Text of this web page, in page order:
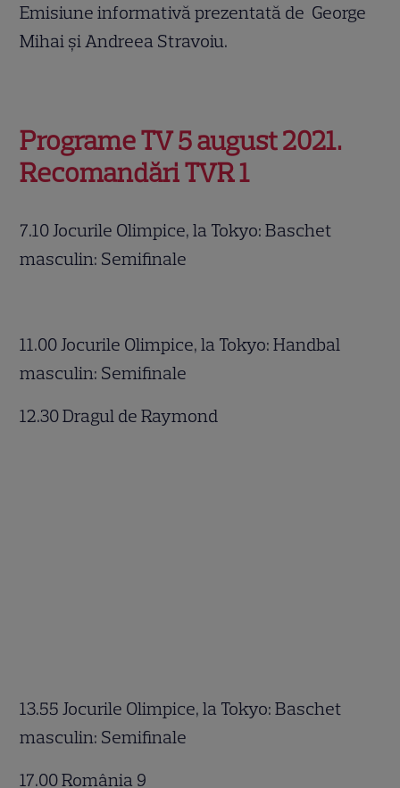
Emisiune informativă prezentată de George
Mihai și Andreea Stravoiu.
Programe TV 5 august 2021.
RecomandăriTVR 1
7.10 Jocurile Olimpice, la Tokyo: Baschet
masculin: Semifinale
11.00 Jocurile Olimpice, la Tokyo: Handbal
masculin: Semifinale
12.30 Dragul de Raymond
13.55 Jocurile Olimpice, la Tokyo: Baschet
masculin: Semifinale
17.00 România 9